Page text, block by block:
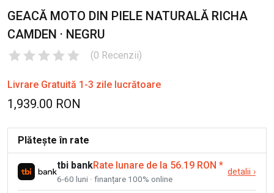
GEACĂ MOTO DIN PIELE NATURALĂ RICHA
CAMDEN · NEGRU
(0 Recenzii)
Livrare Gratuită 1-3 zile lucrătoare
1,939.00 RON
Plătește în rate
tbi bankRate lunare de la 56.19 RON *
6-60 luni · finanțare 100% online
detalii ›